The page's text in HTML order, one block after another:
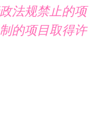
法规禁止的项
的项目取得许